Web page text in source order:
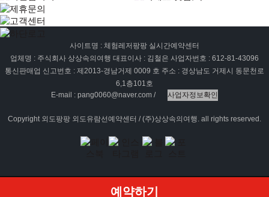
예약하기
사이트명 : 체험레저팡팡 실시간예약센터
업체명 : 주식회사 상상속의여행 대표이사 : 김철은 사업자번호 : 612-81-43096
통신판매업 신고번호 : 제2013-경남거제 0009 호 주소 : 경상남도 거제시 동문천로
6,1층101호
E-mail : pang0060@naver.com /
사업자정보확인
Copyright 외도팡팡 외도유람선예약센터 / (주)상상속의여행. all rights reserved.